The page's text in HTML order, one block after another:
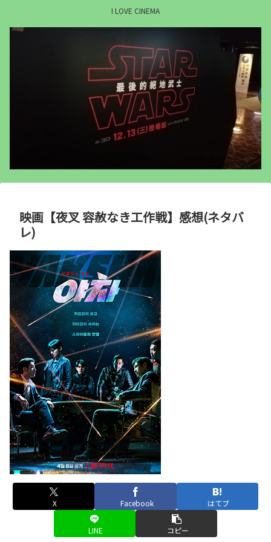
I LOVE CINEMA
映画【夜叉 容赦なき工作戦】感想(ネタバ
レ)
X Facebook はてブ
LINE コピー